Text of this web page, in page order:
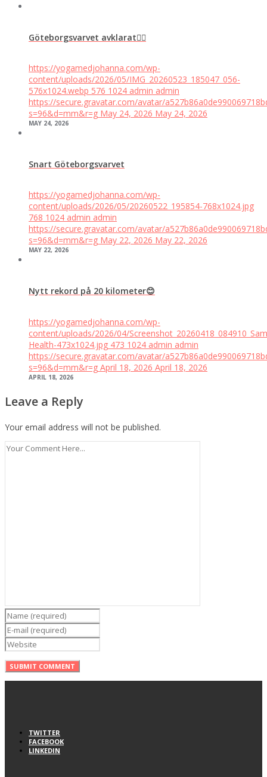
Göteborgsvarvet avklarat👍🏼
https://yogamedjohanna.com/wp-
content/uploads/2026/05/IMG_20260523_185047_056-
576x1024.webp 576 1024 admin admin
https://secure.gravatar.com/avatar/
s=96&d=mm&r=g May 24, 2026 May 24, 2026
MAY 24, 2026
Snart Göteborgsvarvet
https://yogamedjohanna.com/wp-
content/uploads/2026/05/20260522_195854-768x1024.jpg
768 1024 admin admin
https://secure.gravatar.com/avatar/
s=96&d=mm&r=g May 22, 2026 May 22, 2026
MAY 22, 2026
Nytt rekord på 20 kilometer😊
https://yogamedjohanna.com/wp-
content/uploads/2026/04/
Health-473x1024.jpg 473 1024 admin admin
https://secure.gravatar.com/avatar/
s=96&d=mm&r=g April 18, 2026 April 18, 2026
APRIL 18, 2026
Leave a Reply
Your email address will not be published.
TWITTER
FACEBOOK
LINKEDIN